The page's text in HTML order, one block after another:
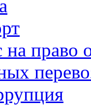
на право